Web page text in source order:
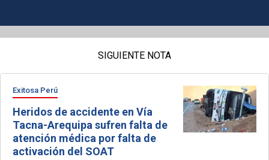
SIGUIENTE NOTA
Exitosa Perú
Heridos de accidente en Vía
Tacna-Arequipa sufren falta de
atención médica por falta de
activación del SOAT